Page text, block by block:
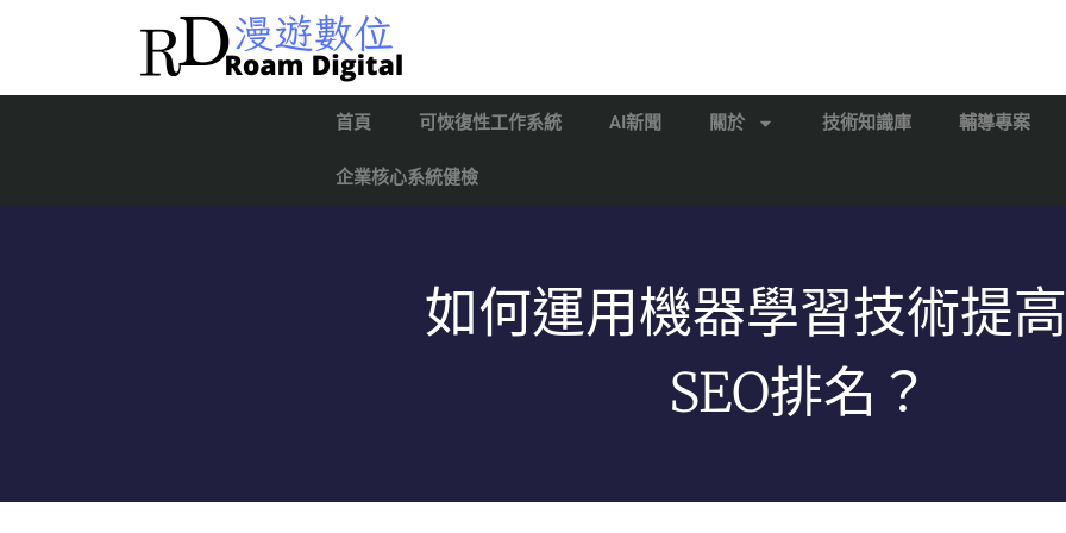
首頁 可恢復性工作系統 AI新聞 關於 技術知識庫 輔導專案
企業核心系統健檢
如何運用機器學習技術提
SEO排名？